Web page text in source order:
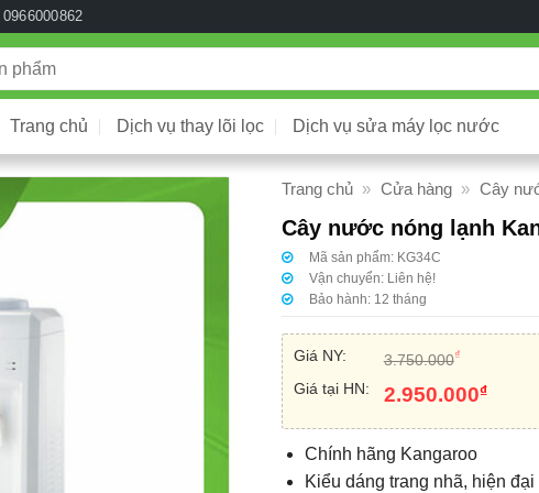
0966000862
Trang chủ Dịch vụ thay lõi lọc Dịch vụ sửa máy lọc nước
Trang chủ » Cửa hàng » Cây
Cây nước nóng lạnh
Mã sản phẩm: KG34C
Vận chuyển: Liên hệ!
Bảo hành: 12 tháng
Giá NY: 3.750.000₫
Giá tại HN: 2.950.000₫
Chính hãng Kangaroo
Kiểu dáng trang nhã, hiện đại